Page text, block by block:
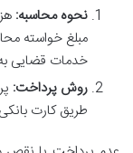
نحوه محاسبه:
مبلغ خواسته
خدمات قضایی
روش پرداخت:
طریق کارت